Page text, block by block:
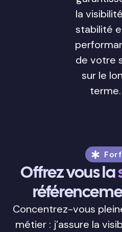
la
stabilité
de votre
sur le
terme.
Offrez vous la
Concentrez-vous
métier : j’assure la